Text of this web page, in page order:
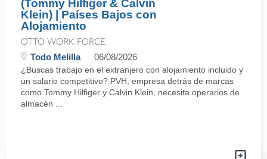
(Tommy Hilfiger & Calvin
Klein) | Países Bajos con
Alojamiento
OTTO WORK FORCE
Todo Melilla 06/08/2026
¿Buscas trabajo en el extranjero con alojamiento incluido y
un salario competitivo? PVH, empresa detrás de marcas
como Tommy Hilfiger y Calvin Klein, necesita operarios de
almacén ...